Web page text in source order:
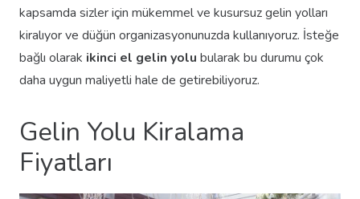
kapsamda sizler için mükemmel ve kusursuz gelin yolları
kiralıyor ve düğün organizasyonunuzda kullanıyoruz. İsteğe
bağlı olarak ikinci el gelin yolu bularak bu durumu çok
daha uygun maliyetli hale de getirebiliyoruz.
Gelin Yolu Kiralama
Fiyatları